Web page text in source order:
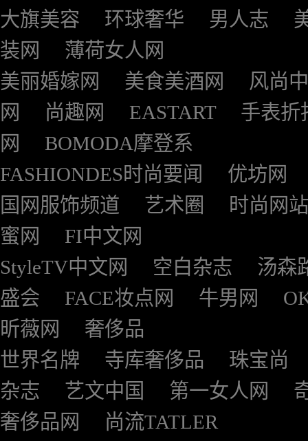
大旗美容
环球奢华 男人志
装网
薄荷女人网
美丽婚嫁网
美食美酒网
风尚
网
尚趣网 EASTART
手表折
网
BOMODA摩登系
FASHIONDES时尚要闻
优坊网
国网服饰频道
艺术圈
时尚网站
蜜网
FI中文网
StyleTV中文网
空白杂志
汤森
盛会
FACE妆点网 牛男网
昕薇网
奢侈品
世界名牌
寺库奢侈品
珠宝尚
杂志
艺文中国 第一女人网
奢侈品网
尚流TATLER